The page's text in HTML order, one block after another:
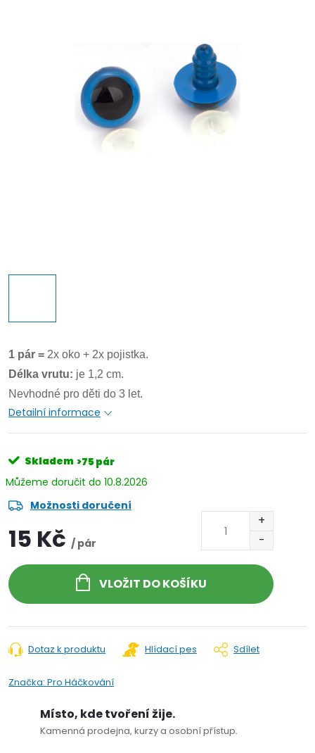
1 pár = 2x oko + 2x pojistka.
Délka vrutu: je 1,2 cm.
Nevhodné pro děti do 3 let.
Detailní informace
Skladem >75 pár
10.8.2026
Možnosti doručení
15 Kč / pár
VLOŽIT DO KOŠÍKU
Dotaz k produktu Hlídací pes Sdílet
Značka: Pro Háčkování
Místo, kde tvoření žije.
Kamenná prodejna, kurzy a osobní přístup.